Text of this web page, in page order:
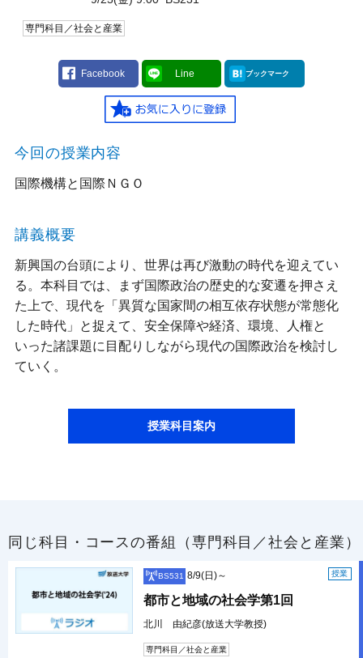
専門科目／社会と産業
Facebook Line ブックマーク
今回の授業内容
国際機構と国際ＮＧＯ
講義概要
新興国の台頭により、世界は再び激動の時代を迎えてい
る。本科目では、まず国際政治の歴史的な変遷を押さえ
た上で、現代を「異質な国家間の相互依存状態が常態化
した時代」と捉えて、安全保障や経済、環境、人権と
いった諸課題に目配りしながら現代の国際政治を検討し
ていく。
授業科目案内
同じ科目・コースの番組（専門科目／社会と産業）
BS531 授業
8/9(日)～
都市と地域の社会学第1回
北川 由紀彦(放送大学教授)
専門科目／社会と産業